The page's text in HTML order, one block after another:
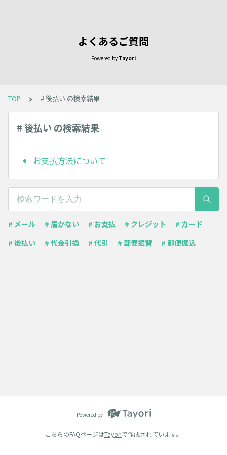
よくあるご質問
Powered by Tayori
TOP # 後払い の検索結果
# 後払い の検索結果
お支払方法について
# メール # 届かない # お支払 # クレジット
# カード
# 後払い
# 代金引換 # 代引 # 郵便振替 # 郵便振込
Powered by
こちらのFAQページはTayoriで作成されています。